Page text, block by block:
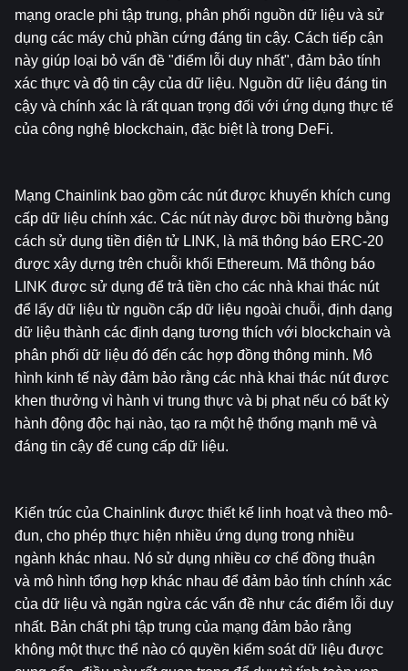
mạng oracle phi tập trung, phân phối nguồn dữ liệu và sử
dụng các máy chủ phần cứng đáng tin cậy. Cách tiếp cận
này giúp loại bỏ vấn đề "điểm lỗi duy nhất", đảm bảo tính
xác thực và độ tin cậy của dữ liệu. Nguồn dữ liệu đáng tin
cậy và chính xác là rất quan trọng đối với ứng dụng thực tế
của công nghệ blockchain, đặc biệt là trong DeFi.
Mạng Chainlink bao gồm các nút được khuyến khích cung
cấp dữ liệu chính xác. Các nút này được bồi thường bằng
cách sử dụng tiền điện tử LINK, là mã thông báo ERC-20
được xây dựng trên chuỗi khối Ethereum. Mã thông báo
LINK được sử dụng để trả tiền cho các nhà khai thác nút
để lấy dữ liệu từ nguồn cấp dữ liệu ngoài chuỗi, định dạng
dữ liệu thành các định dạng tương thích với blockchain và
phân phối dữ liệu đó đến các hợp đồng thông minh. Mô
hình kinh tế này đảm bảo rằng các nhà khai thác nút được
khen thưởng vì hành vi trung thực và bị phạt nếu có bất kỳ
hành động độc hại nào, tạo ra một hệ thống mạnh mẽ và
đáng tin cậy để cung cấp dữ liệu.
Kiến trúc của Chainlink được thiết kế linh hoạt và theo mô-
đun, cho phép thực hiện nhiều ứng dụng trong nhiều
ngành khác nhau. Nó sử dụng nhiều cơ chế đồng thuận
và mô hình tổng hợp khác nhau để đảm bảo tính chính xác
của dữ liệu và ngăn ngừa các vấn đề như các điểm lỗi duy
nhất. Bản chất phi tập trung của mạng đảm bảo rằng
không một thực thể nào có quyền kiểm soát dữ liệu được